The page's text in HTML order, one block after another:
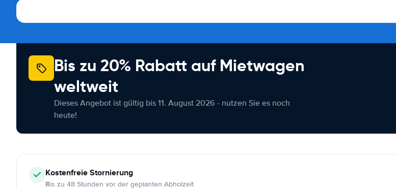
Bis zu 20% Rabatt auf Mietwagen
weltweit
Dieses Angebot ist gültig bis 11. August 2026 - nutzen Sie es noch
heute!
KostenfreieStornierung
Bis zu 48 Stunden vor der geplanten Abholzeit